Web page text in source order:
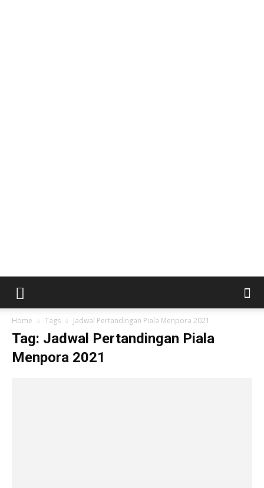
Home Tags Jadwal Pertandingan Piala Menpora 2021
Tag: Jadwal Pertandingan Piala
Menpora 2021